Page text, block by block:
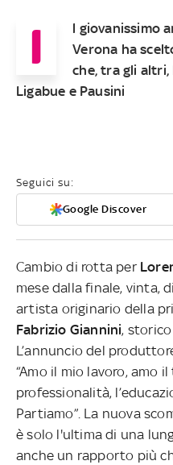
I
l giovanissimo
Verona ha
che, tra gli
Ligabue e Pausini
Seguici su:
Google Discover
Cambio di rotta per
mese dalla finale, vinta,
artista originario della
Fabrizio Giannini,
L’annuncio del
“Amo il mio lavoro, amo
professionalità,
Partiamo”. La nuova
è solo l'ultima di una
anche un rapporto più